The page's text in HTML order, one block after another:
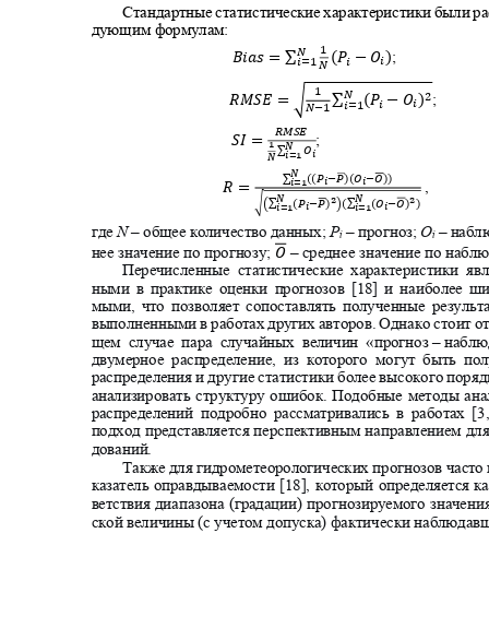
Стандартные статистические характеристики были
дующим формулам:
1 (푃 − 푂푖);
푁
푖=1
∑
퐵ꢀꢁꢂ = 푖
1
푁
푖=1
(푃 − 푂푖)2;
∑
푅ꢃꢄꢅ = �푁−1 푖
ꢆꢇꢈꢉ
ꢄ푆 = ;
1
ꢊ
ꢌ=1
∑ ꢋꢌ
ꢊ
ꢊ
ꢌ=1
∑ ((ꢍ−ꢍ)(ꢋ−ꢋ))
ꢌ ꢌ
푅 =
ꢊ
ꢌ=1
ꢊ
2 2
� ∑
� ∑ꢌ=1
(ꢍ−ꢍ)�( (ꢋ−ꢋ) )
ꢌ ꢌ
гдеN‒ общее количество данных;Pi‒ прогноз; Oi‒
нее значение по прогнозу; 푂‒ среднее значение по
Перечисленные статистические характеристики
ными в практике оценки прогнозов [18] и наиболее
мыми, что позволяет сопоставлять полученные
выполненными в работах других авторов. Однако стоит
щем случае пара случайных величин «прогноз –
двумерное распределение, из которого могут быть
распределения и другие статистики более высокого
анализировать структуру ошибок. Подобные методы
распределений подробно рассматривались в работах
подход представляется перспективным направлением
дований.
Также для гидрометеорологических прогнозов
казатель оправдываемости [18], который определяется
ветствия диапазона (градации) прогнозируемого
ской величины (с учетом допуска) фактически